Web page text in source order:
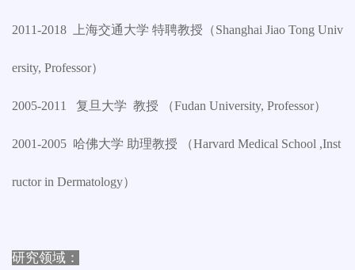
2011-2018 上海交通大学 特聘教授（Shanghai Jiao Tong Univ
ersity, Professor）
2005-2011 复旦大学 教授 （Fudan University, Professor）
2001-2005 哈佛大学 助理教授 （Harvard Medical School ,Inst
ructor in Dermatology）
研究领域：